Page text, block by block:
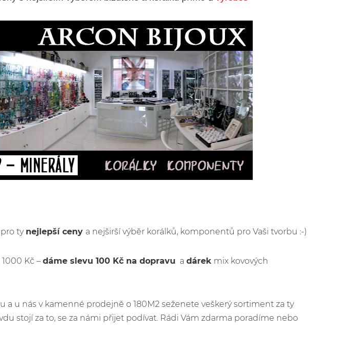
ty nejlepší ceny a nejširší výběr korálků, komponentů pro Vaši tvorbu :-)
Kč – dáme slevu 100 Kč na dopravu a dárek mix kovových
a u nás v kamenné prodejně o 180M2 seženete veškerý sortiment za ty
stojí za to, se za námi přijet podívat. Rádi Vám zdarma poradíme nebo